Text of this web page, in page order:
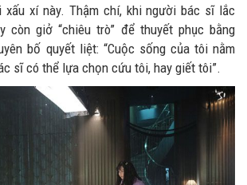
xí này. Thậm chí, khi người bác sĩ lắc
còn giở “chiêu trò” để thuyết phục bằng
bố quyết liệt: “Cuộc sống của tôi nằm
sĩ có thể lựa chọn cứu tôi, hay giết tôi”.